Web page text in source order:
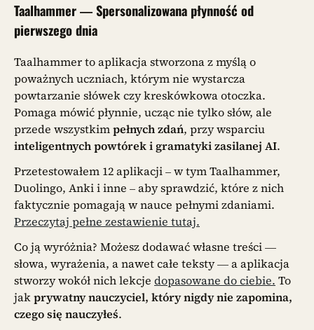
Taalhammer — Spersonalizowana płynność od
pierwszego dnia
Taalhammer to aplikacja stworzona z myślą o
poważnych uczniach, którym nie wystarcza
powtarzanie słówek czy kreskówkowa otoczka.
Pomaga mówić płynnie, ucząc nie tylko słów, ale
przede wszystkimpełnych zdań, przy wsparciu
inteligentnych powtórek i gramatyki zasilanej AI.
Przetestowałem 12 aplikacji – w tym Taalhammer,
Duolingo, Anki i inne – aby sprawdzić, które z nich
faktycznie pomagają w nauce pełnymi zdaniami.
Przeczytaj pełne zestawienie tutaj.
Co ją wyróżnia? Możesz dodawać własne treści —
słowa, wyrażenia, a nawet całe teksty — a aplikacja
stworzy wokół nich lekcje dopasowane do ciebie. To
jakprywatny nauczyciel, który nigdy nie zapomina,
czego się nauczyłeś.